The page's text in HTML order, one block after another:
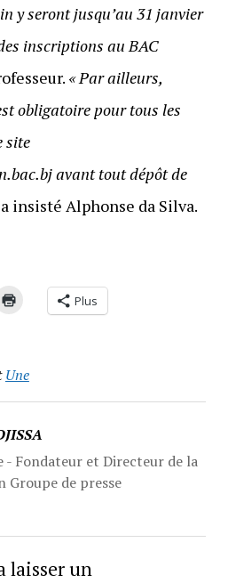
y seront jusqu’au 31 janvier
inscriptions au BAC
« Par ailleurs,
obligatoire pour tous les
site
avant tout dépôt de
insisté Alphonse da Silva.
Plus
Une
- Fondateur et Directeur de la
Groupe de presse
laisser un